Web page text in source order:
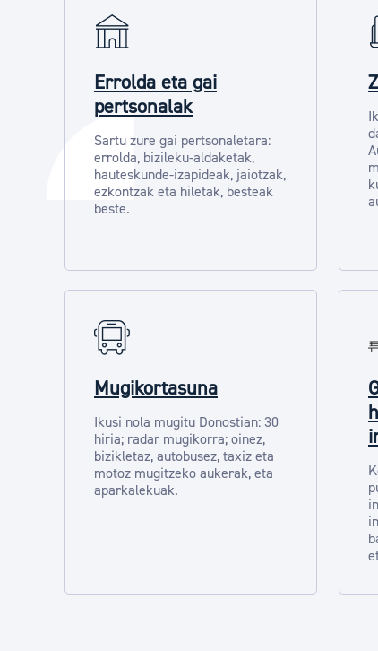
Errolda eta gai
pertsonalak
Sartu zure gai pertsonaletara:
errolda, bizileku-aldaketak,
hauteskunde-izapideak, jaiotzak,
ezkontzak eta hiletak, besteak
beste.
Mugikortasuna
Ikusi nola mugitu Donostian: 30
hiria; radar mugikorra; oinez,
bizikletaz, autobusez, taxiz eta
motoz mugitzeko aukerak, eta
aparkalekuak.